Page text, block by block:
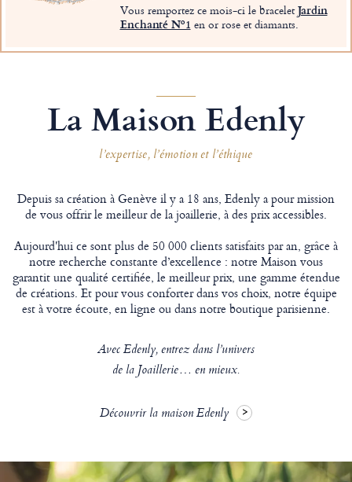
Vous remportez ce mois-ci le braceletJardin
Enchanté Nº1 en or rose et diamants.
La Maison Edenly
l’expertise, l’émotion et l’éthique
Depuis sa création à Genève il y a 18 ans, Edenly a pour mission
de vous offrir le meilleur de la joaillerie, à des prix accessibles.
Aujourd'hui ce sont plus de 50 000 clients satisfaits par an, grâce à
notre recherche constante d’excellence : notre Maison vous
garantit une qualité certifiée, le meilleur prix, une gamme étendue
de créations. Et pour vous conforter dans vos choix, notre équipe
est à votre écoute, en ligne ou dans notre boutique parisienne.
Avec Edenly, entrez dans l’univers
de la Joaillerie… en mieux.
Découvrir la maison Edenly